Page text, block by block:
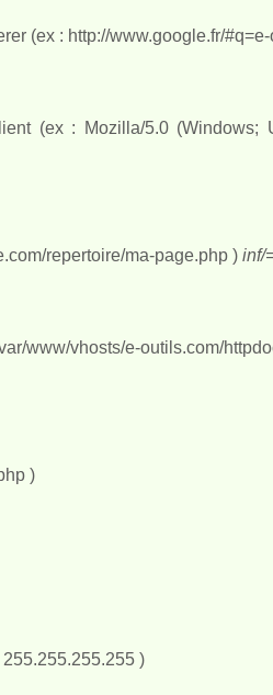
(ex : http://www.google.fr/
(ex : Mozilla/5.0 (Windows;
repertoire/ma-page.php ) inf/
vhosts/e-outils.com/
)
)